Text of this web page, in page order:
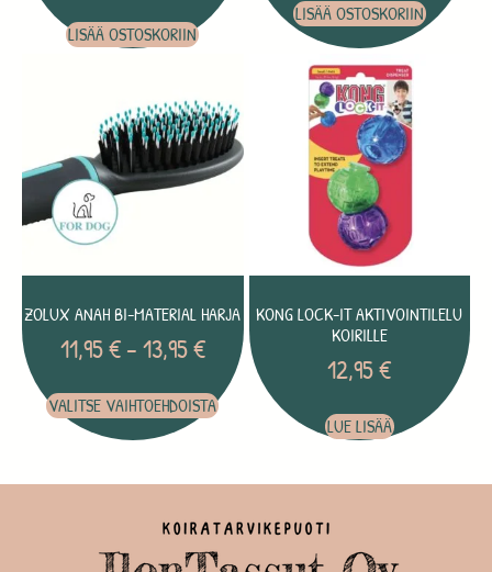
LISÄÄ OSTOSKORIIN
LISÄÄ OSTOSKORIIN
ZOLUX ANAH BI-MATERIAL HARJA
11,95€ –13,95€
VALITSE VAIHTOEHDOISTA
KONG LOCK-IT AKTIVOINTILELU
KOIRILLE
12,95€
LUE LISÄÄ